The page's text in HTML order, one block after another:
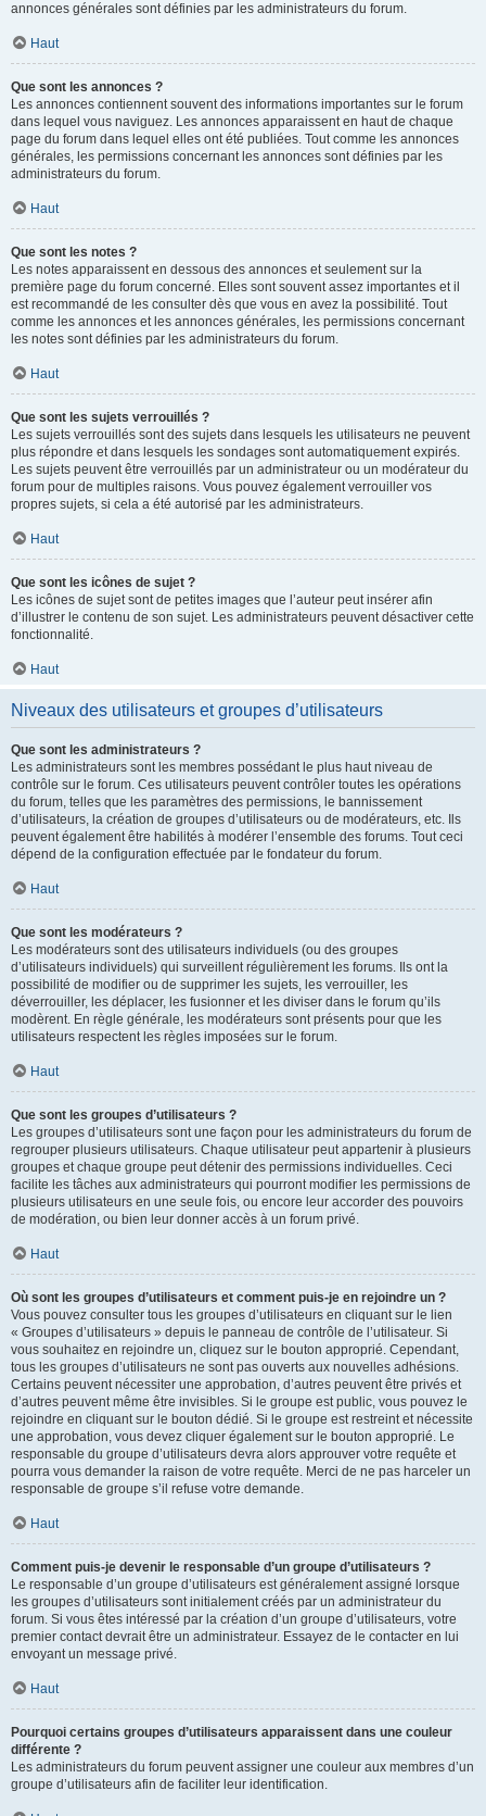
annonces générales sont définies par les administrateurs du forum.
Haut
Que sont les annonces ?
Les annonces contiennent souvent des informations importantes sur le forum
dans lequel vous naviguez. Les annonces apparaissent en haut de chaque
page du forum dans lequel elles ont été publiées. Tout comme les annonces
générales, les permissions concernant les annonces sont définies par les
administrateurs du forum.
Haut
Que sont les notes ?
Les notes apparaissent en dessous des annonces et seulement sur la
première page du forum concerné. Elles sont souvent assez importantes et il
est recommandé de les consulter dès que vous en avez la possibilité. Tout
comme les annonces et les annonces générales, les permissions concernant
les notes sont définies par les administrateurs du forum.
Haut
Que sont les sujets verrouillés ?
Les sujets verrouillés sont des sujets dans lesquels les utilisateurs ne peuvent
plus répondre et dans lesquels les sondages sont automatiquement expirés.
Les sujets peuvent être verrouillés par un administrateur ou un modérateur du
forum pour de multiples raisons. Vous pouvez également verrouiller vos
propres sujets, si cela a été autorisé par les administrateurs.
Haut
Que sont les icônes de sujet ?
Les icônes de sujet sont de petites images que l’auteur peut insérer afin
d’illustrer le contenu de son sujet. Les administrateurs peuvent désactiver cette
fonctionnalité.
Haut
Niveaux des utilisateurs et groupes d’utilisateurs
Que sont les administrateurs ?
Les administrateurs sont les membres possédant le plus haut niveau de
contrôle sur le forum. Ces utilisateurs peuvent contrôler toutes les opérations
du forum, telles que les paramètres des permissions, le bannissement
d’utilisateurs, la création de groupes d’utilisateurs ou de modérateurs, etc. Ils
peuvent également être habilités à modérer l’ensemble des forums. Tout ceci
dépend de la configuration effectuée par le fondateur du forum.
Haut
Que sont les modérateurs ?
Les modérateurs sont des utilisateurs individuels (ou des groupes
d’utilisateurs individuels) qui surveillent régulièrement les forums. Ils ont la
possibilité de modifier ou de supprimer les sujets, les verrouiller, les
déverrouiller, les déplacer, les fusionner et les diviser dans le forum qu’ils
modèrent. En règle générale, les modérateurs sont présents pour que les
utilisateurs respectent les règles imposées sur le forum.
Haut
Que sont les groupes d’utilisateurs ?
Les groupes d’utilisateurs sont une façon pour les administrateurs du forum de
regrouper plusieurs utilisateurs. Chaque utilisateur peut appartenir à plusieurs
groupes et chaque groupe peut détenir des permissions individuelles. Ceci
facilite les tâches aux administrateurs qui pourront modifier les permissions de
plusieurs utilisateurs en une seule fois, ou encore leur accorder des pouvoirs
de modération, ou bien leur donner accès à un forum privé.
Haut
Où sont les groupes d’utilisateurs et comment puis-je en rejoindre un ?
Vous pouvez consulter tous les groupes d’utilisateurs en cliquant sur le lien
« Groupes d’utilisateurs » depuis le panneau de contrôle de l’utilisateur. Si
vous souhaitez en rejoindre un, cliquez sur le bouton approprié. Cependant,
tous les groupes d’utilisateurs ne sont pas ouverts aux nouvelles adhésions.
Certains peuvent nécessiter une approbation, d’autres peuvent être privés et
d’autres peuvent même être invisibles. Si le groupe est public, vous pouvez le
rejoindre en cliquant sur le bouton dédié. Si le groupe est restreint et nécessite
une approbation, vous devez cliquer également sur le bouton approprié. Le
responsable du groupe d’utilisateurs devra alors approuver votre requête et
pourra vous demander la raison de votre requête. Merci de ne pas harceler un
responsable de groupe s’il refuse votre demande.
Haut
Comment puis-je devenir le responsable d’un groupe d’utilisateurs ?
Le responsable d’un groupe d’utilisateurs est généralement assigné lorsque
les groupes d’utilisateurs sont initialement créés par un administrateur du
forum. Si vous êtes intéressé par la création d’un groupe d’utilisateurs, votre
premier contact devrait être un administrateur. Essayez de le contacter en lui
envoyant un message privé.
Haut
Pourquoi certains groupes d’utilisateurs apparaissent dans une couleur
différente ?
Les administrateurs du forum peuvent assigner une couleur aux membres d’un
groupe d’utilisateurs afin de faciliter leur identification.